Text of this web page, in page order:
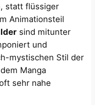
statt flüssiger
Animationsteil
sind mitunter
und
mystischen Stil der
Manga
sehr nahe